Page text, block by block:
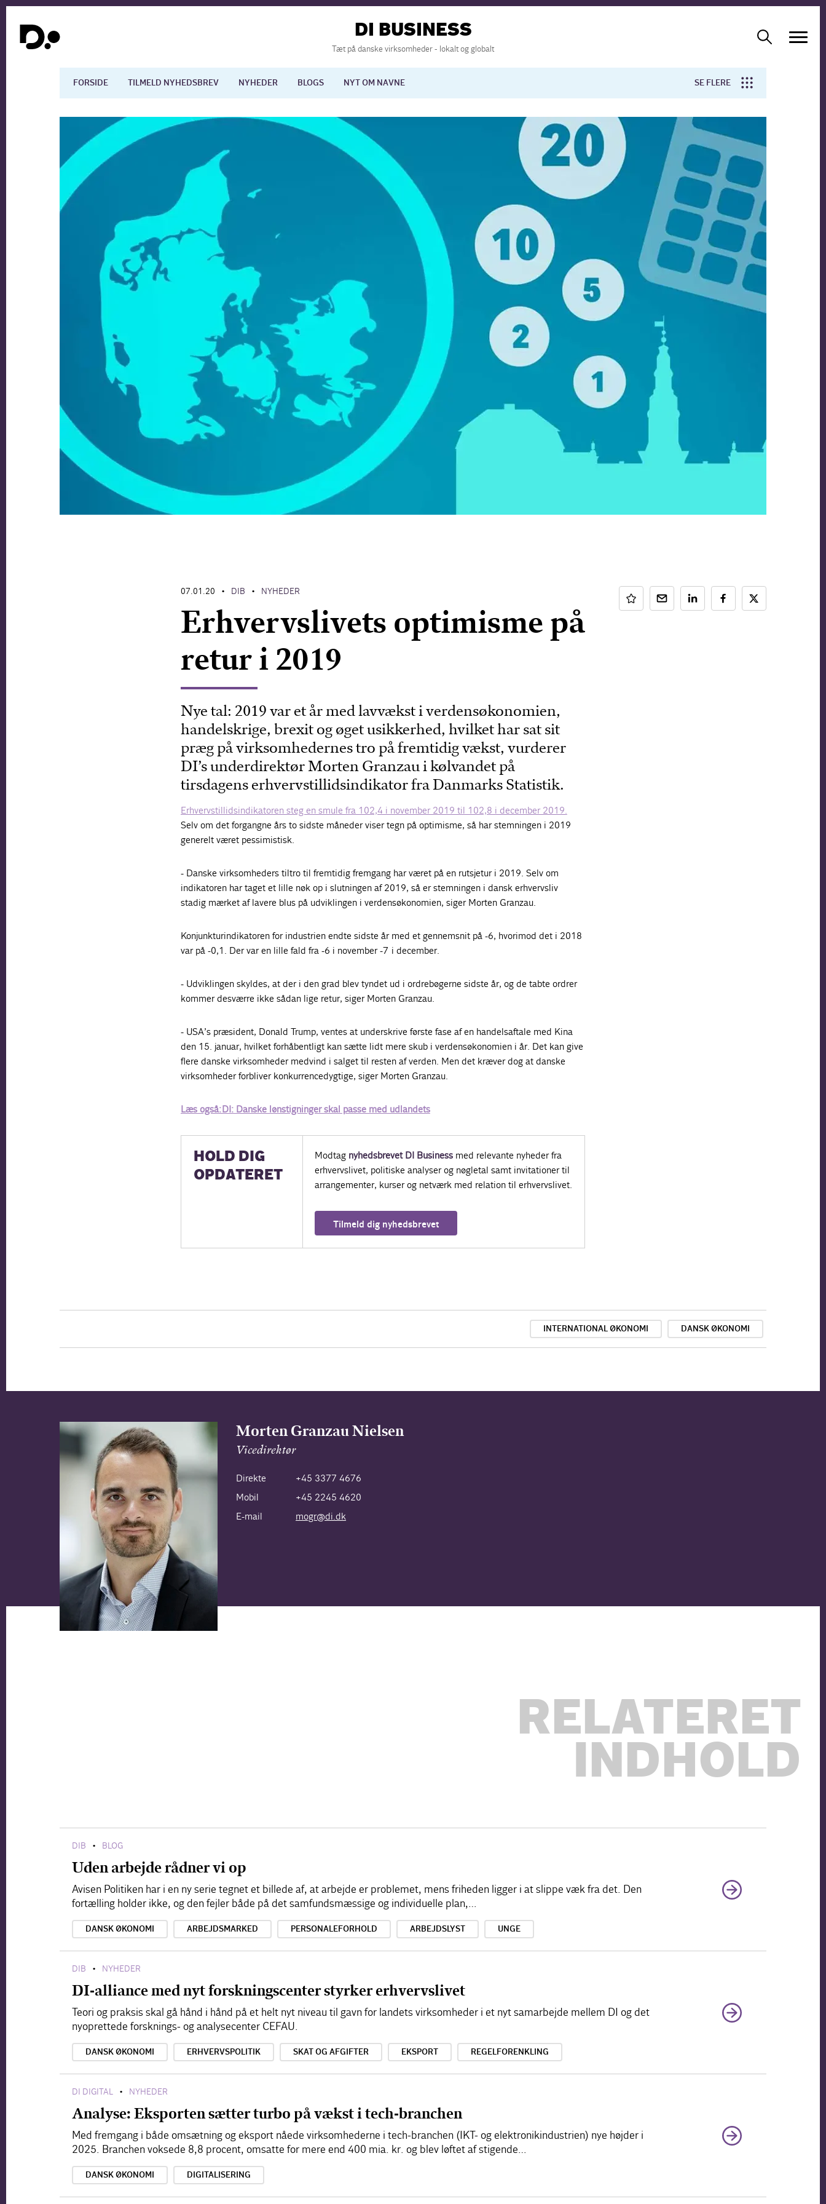
DI BUSINESS
Tæt på danske virksomheder - lokalt og globalt
FORSIDE TILMELD NYHEDSBREV NYHEDER BLOGS NYT OM NAVNE SE FLERE
Dansk økonomi International økonomi Arbejdsmiljø
Arbejdsmarkedet Forskning
07.01.20 • DIB • NYHEDER
Erhvervslivets optimisme på
retur i 2019
Nye tal: 2019 var et år med lavvækst i verdensøkonomien,
handelskrige, brexit og øget usikkerhed, hvilket har sat sit
præg på virksomhedernes tro på fremtidig vækst, vurderer
DI’s underdirektør Morten Granzau i kølvandet på
tirsdagens erhvervstillidsindikator fra Danmarks Statistik.
Erhvervstillidsindikatoren steg en smule fra 102,4 i november 2019 til 102,8 i december 2019.
Selv om det forgangne års to sidste måneder viser tegn på optimisme, så har stemningen i 2019
generelt været pessimistisk.
- Danske virksomheders tiltro til fremtidig fremgang har været på en rutsjetur i 2019. Selv om
indikatoren har taget et lille nøk op i slutningen af 2019, så er stemningen i dansk erhvervsliv
stadig mærket af lavere blus på udviklingen i verdensøkonomien, siger Morten Granzau.
Konjunkturindikatoren for industrien endte sidste år med et gennemsnit på -6, hvorimod det i 2018
var på -0,1. Der var en lille fald fra -6 i november -7 i december.
- Udviklingen skyldes, at der i den grad blev tyndet ud i ordrebøgerne sidste år, og de tabte ordrer
kommer desværre ikke sådan lige retur, siger Morten Granzau.
- USA’s præsident, Donald Trump, ventes at underskrive første fase af en handelsaftale med Kina
den 15. januar, hvilket forhåbentligt kan sætte lidt mere skub i verdensøkonomien i år. Det kan give
flere danske virksomheder medvind i salget til resten af verden. Men det kræver dog at danske
virksomheder forbliver konkurrencedygtige, siger Morten Granzau.
Læs også: DI: Danske lønstigninger skal passe med udlandets
HOLD DIG
OPDATERET
Modtag nyhedsbrevet DI Businessmed relevante nyheder fra
erhvervslivet, politiske analyser og nøgletal samt invitationer til
arrangementer, kurser og netværk med relation til erhvervslivet.
Tilmeld dig nyhedsbrevet
INTERNATIONAL ØKONOMI DANSK ØKONOMI
Morten Granzau Nielsen
Vicedirektør
Direkte
+45 3377 4676
Mobil
+45 2245 4620
E-mail
mogr@di.dk
RELATERET
INDHOLD
DIB • BLOG
Uden arbejde rådner vi op
Avisen Politiken har i en ny serie tegnet et billede af, at arbejde er problemet, mens friheden ligger i at slippe væk fra det. Den
fortælling holder ikke, og den fejler både på det samfundsmæssige og individuelle plan,…
DANSK ØKONOMI ARBEJDSMARKED PERSONALEFORHOLD ARBEJDSLYST UNGE
DIB • NYHEDER
DI-alliance med nyt forskningscenter styrker erhvervslivet
Teori og praksis skal gå hånd i hånd på et helt nyt niveau til gavn for landets virksomheder i et nyt samarbejde mellem DI og det
nyoprettede forsknings- og analysecenter CEFAU.
DANSK ØKONOMI ERHVERVSPOLITIK SKAT OG AFGIFTER EKSPORT REGELFORENKLING
DI DIGITAL • NYHEDER
Analyse: Eksporten sætter turbo på vækst i tech-branchen
Med fremgang i både omsætning og eksport nåede virksomhederne i tech-branchen (IKT- og elektronikindustrien) nye højder i
2025. Branchen voksede 8,8 procent, omsatte for mere end 400 mia. kr. og blev løftet af stigende…
DANSK ØKONOMI DIGITALISERING